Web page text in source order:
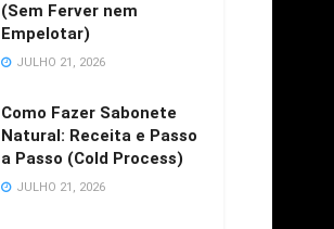
(Sem Ferver nem
Empelotar)
JULHO 21, 2026
Como Fazer Sabonete
Natural: Receita e Passo
a Passo (Cold Process)
JULHO 21, 2026